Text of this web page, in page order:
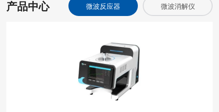
产品中心
微波萃取仪 微波反应器 微波消解仪